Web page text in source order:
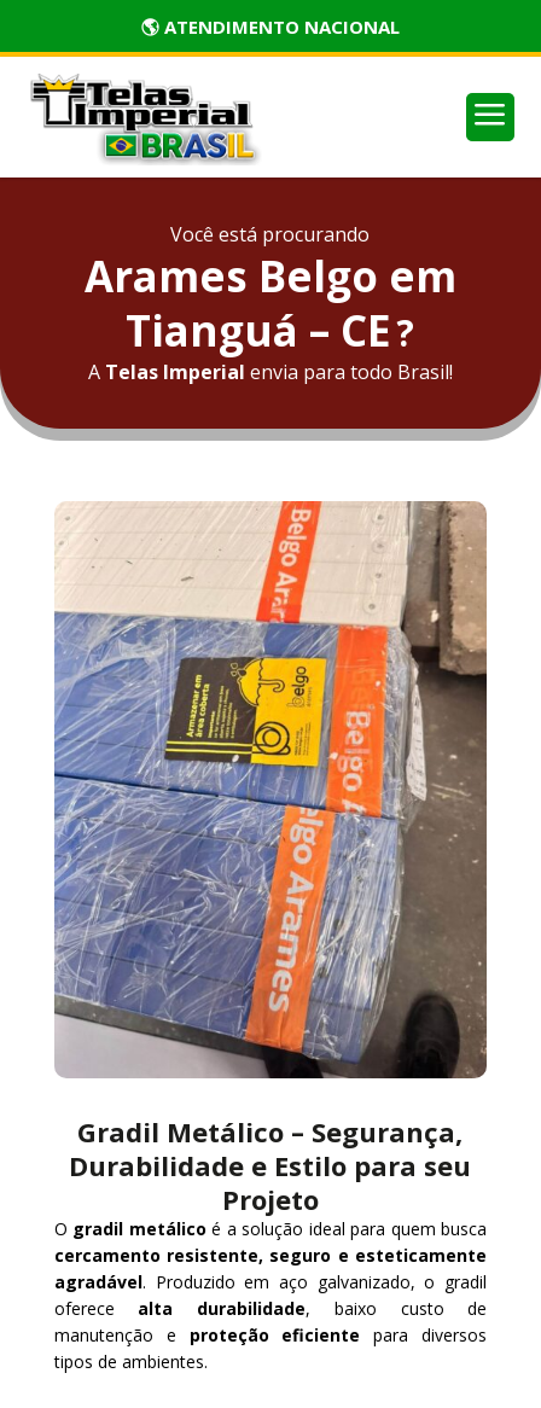
🏅 PRODUTOS CERTIFICADOS
a
Você está procurando
Arames Belgo em
Tianguá – CE?
A Telas Imperial envia para todo Brasil!
Gradil Metálico – Segurança,
Durabilidade e Estilo para seu
Projeto
O gradil metálico é a solução ideal para quem busca
cercamento resistente, seguro e esteticamente
agradável. Produzido em aço galvanizado, o gradil
oferece alta durabilidade, baixo custo de
manutenção e proteção eficiente para diversos
tipos de ambientes.